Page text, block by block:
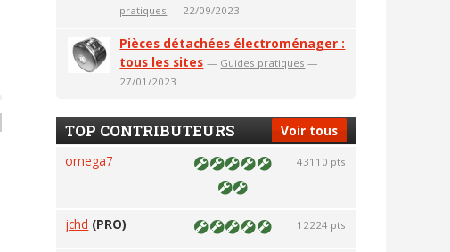
pratiques — 22/09/2023
Pièces détachées électroménager :
tous les sites — Guides pratiques —
27/01/2023
Voir tous
TOP CONTRIBUTEURS
omega7 43110 pts
jchd (PRO) 12224 pts